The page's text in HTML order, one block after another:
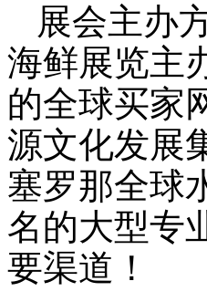
展会主办
海鲜展览主
的全球买家
源文化发展
塞罗那全球
名的大型专
要渠道！